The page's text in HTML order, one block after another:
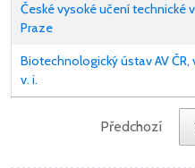
České vysoké učení technické v
Praze
Biotechnologický ústav AV ČR,
v. i.
Předchozí